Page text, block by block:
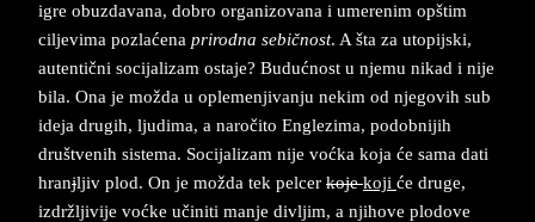
igre obuzdavana, dobro organizovana i umerenim opštim
ciljevima pozlaćena prirodna sebičnost. A šta za utopijski,
autentični socijalizam ostaje? Budućnost u njemu nikad i nije
bila. Ona je možda u oplemenjivanju nekim od njegovih sub
ideja drugih, ljudima, a naročito Englezima, podobnijih
društvenih sistema. Socijalizam nije voćka koja će sama dati
hranjljiv plod. On je možda tek pelcer kojekoji će druge,
izdržljivije voćke učiniti manje divljim, a njihove plodove